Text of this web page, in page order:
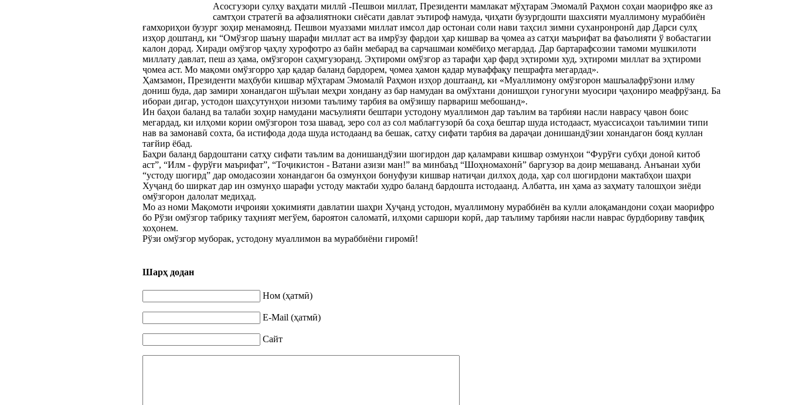
Асосгузори сулҳу ваҳдати миллӣ -Пешвои миллат, Президенти мамлакат мўҳтарам Эмомалӣ Раҳмон соҳаи маорифро яке аз
самтҳои стратегӣ ва афзалиятноки сиёсати давлат эътироф намуда, ҷиҳати бузургдошти шахсияти муаллимону мураббиён
ғамхориҳои бузург зоҳир менамоянд. Пешвои муаззами миллат имсол дар остонаи соли нави таҳсил зимни суханронронӣ дар Дарси сулҳ
изҳор доштанд, ки “Омўзгор шаъну шарафи миллат аст ва имрўзу фардои ҳар кишвар ва ҷомеа аз сатҳи маърифат ва фаъолияти ў вобастагии
калон дорад. Хиради омўзгор ҷаҳлу хурофотро аз байн мебарад ва сарчашмаи комёбиҳо мегардад. Дар бартарафсозии тамоми мушкилоти
миллату давлат, пеш аз ҳама, омўзгорон саҳмгузоранд. Эҳтироми омўзгор аз тарафи ҳар фард эҳтироми худ, эҳтироми миллат ва эҳтироми
ҷомеа аст. Мо мақоми омўзгорро ҳар қадар баланд бардорем, ҷомеа ҳамон қадар муваффақу пешрафта мегардад».
Ҳамзамон, Президенти маҳбуби кишвар мўҳтарам Эмомалӣ Раҳмон изҳор доштаанд, ки «Муаллимону омўзгорон машъалафрўзони илму
дониш буда, дар замири хонандагон шўълаи меҳри хондану аз бар намудан ва омўхтани донишҳои гуногуни муосири ҷаҳониро меафрўзанд. Ба
ибораи дигар, устодон шаҳсутунҳои низоми таълиму тарбия ва омўзишу парвариш мебошанд».
Ин баҳои баланд ва талаби зоҳир намудани масъулияти бештари устодону муаллимон дар таълим ва тарбияи насли наврасу ҷавон боис
мегардад, ки илҳоми кории омўзгорон тоза шавад, зеро сол аз сол маблағгузорӣ ба соҳа бештар шуда истодааст, муассисаҳои таълимии типи
нав ва замонавӣ сохта, ба истифода дода шуда истодаанд ва бешак, сатҳу сифати тарбия ва дараҷаи донишандўзии хонандагон бояд куллан
тағйир ёбад.
Баҳри баланд бардоштани сатҳу сифати таълим ва донишандўзии шогирдон дар қаламрави кишвар озмунҳои “Фурўғи субҳи доноӣ китоб
аст”, “Илм - фурўғи маърифат”, “Тоҷикистон - Ватани азизи ман!” ва минбаъд “Шоҳномахонӣ” баргузор ва доир мешаванд. Анъанаи хуби
“устоду шогирд” дар омодасозии хонандагон ба озмунҳои бонуфузи кишвар натиҷаи дилхоҳ дода, ҳар сол шогирдони мактабҳои шаҳри
Хуҷанд бо ширкат дар ин озмунҳо шарафи устоду мактаби худро баланд бардошта истодаанд. Албатта, ин ҳама аз заҳмату талошҳои зиёди
омўзгорон далолат медиҳад.
Мо аз номи Мақомоти иҷроияи ҳокимияти давлатии шаҳри Хуҷанд устодон, муаллимону мураббиён ва кулли алоқамандони соҳаи маорифро
бо Рўзи омўзгор табрику таҳният мегўем, бароятон саломатӣ, илҳоми саршори корӣ, дар таълиму тарбияи насли наврас бурдбориву тавфиқ
хоҳонем.
Рўзи омўзгор муборак, устодону муаллимон ва мураббиёни гиромӣ!
Шарҳ додан
Ном (ҳатмӣ)
E-Mail (ҳатмӣ)
Сайт